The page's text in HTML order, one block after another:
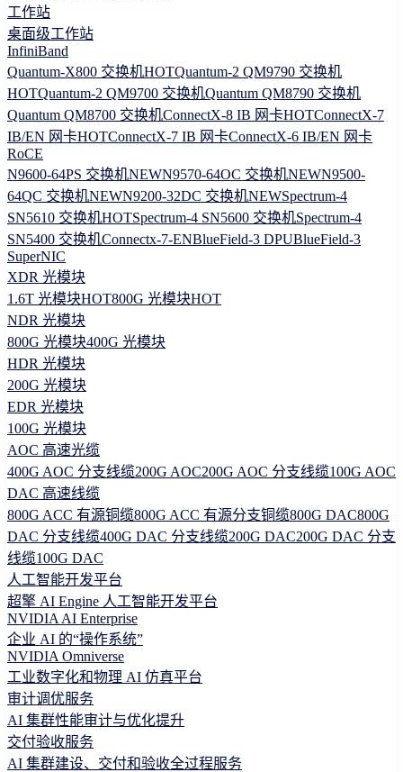
工作站
桌面级工作站
InfiniBand
Quantum-X800 交换机HOTQuantum-2 QM9790 交换机
HOTQuantum-2 QM9700 交换机Quantum QM8790 交换机
Quantum QM8700 交换机ConnectX-8 IB 网卡HOTConnectX-7
IB/EN 网卡HOTConnectX-7 IB 网卡ConnectX-6 IB/EN 网卡
RoCE
N9600-64PS 交换机NEWN9570-64OC 交换机NEWN9500-
64QC 交换机NEWN9200-32DC 交换机NEWSpectrum-4
SN5610 交换机HOTSpectrum-4 SN5600 交换机Spectrum-4
SN5400 交换机Connectx-7-ENBlueField-3 DPUBlueField-3
SuperNIC
XDR 光模块
1.6T 光模块HOT800G 光模块HOT
NDR 光模块
800G 光模块400G 光模块
HDR 光模块
200G 光模块
EDR 光模块
100G 光模块
AOC 高速光缆
400G AOC 分支线缆200G AOC200G AOC 分支线缆100G AOC
DAC 高速线缆
800G ACC 有源铜缆800G ACC 有源分支铜缆800G DAC800G
DAC 分支线缆400G DAC 分支线缆200G DAC200G DAC 分支
线缆100G DAC
人工智能开发平台
超擎 AI Engine 人工智能开发平台
NVIDIA AI Enterprise
企业 AI 的“操作系统”
NVIDIA Omniverse
工业数字化和物理 AI 仿真平台
审计调优服务
AI 集群性能审计与优化提升
交付验收服务
AI 集群建设、交付和验收全过程服务